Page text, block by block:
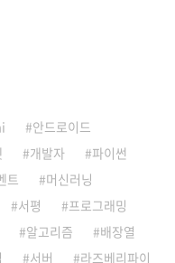
안드로이드
개발자
파이썬
트
머신러닝
서평
프로그래밍
알고리즘
배장열
서버 라즈베리파이